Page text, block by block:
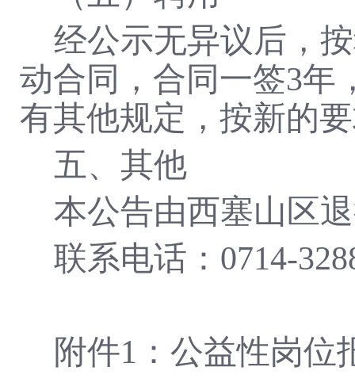
经公示无异议后，
动合同，合同一签3年
有其他规定，按新的
五、其他
本公告由西塞山区
联系电话： 0714-
附件1：公益性岗位